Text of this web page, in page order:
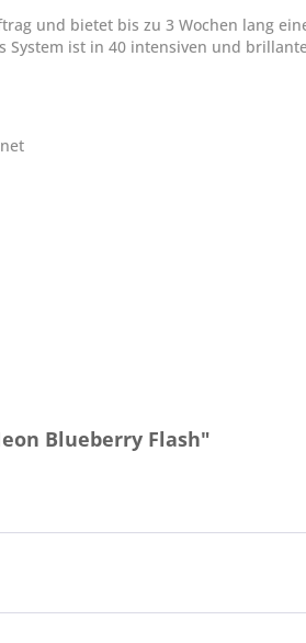
und bietet bis zu 3 Wochen lang
ist in 40 intensiven und
Blueberry Flash"